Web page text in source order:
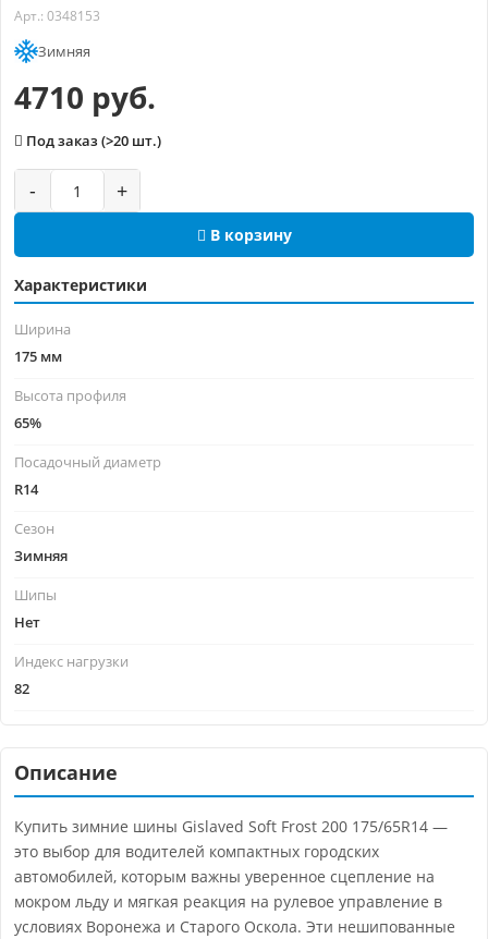
Арт.: 0348153
Зимняя
4710 руб.
Под заказ (>20 шт.)
- +
В корзину
Характеристики
Ширина
175 мм
Высота профиля
65%
Посадочный диаметр
R14
Сезон
Зимняя
Шипы
Нет
Индекс нагрузки
82
Описание
Купить зимние шины Gislaved Soft Frost 200 175/65R14 —
это выбор для водителей компактных городских
автомобилей, которым важны уверенное сцепление на
мокром льду и мягкая реакция на рулевое управление в
условиях Воронежа и Старого Оскола. Эти нешипованные